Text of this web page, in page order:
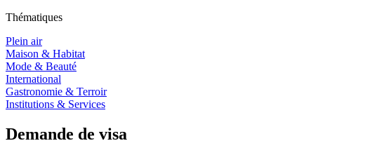
Thématiques
Plein air
Maison & Habitat
Mode & Beauté
International
Gastronomie & Terroir
Institutions & Services
Demande de visa